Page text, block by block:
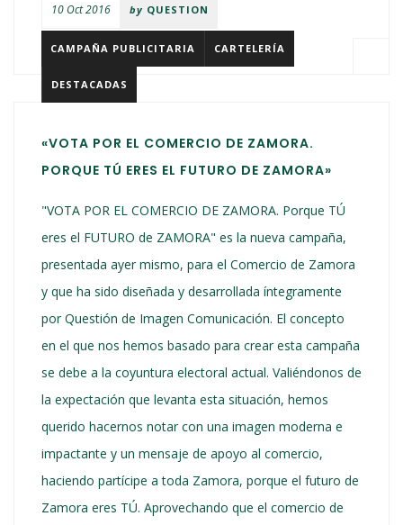
10 Oct 2016 by QUESTION
CAMPAÑA PUBLICITARIA CARTELERÍA
DESTACADAS
«VOTA POR EL COMERCIO DE ZAMORA.
PORQUE TÚ ERES EL FUTURO DE ZAMORA»
"VOTA POR EL COMERCIO DE ZAMORA. Porque TÚ
eres el FUTURO de ZAMORA" es la nueva campaña,
presentada ayer mismo, para el Comercio de Zamora
y que ha sido diseñada y desarrollada íntegramente
por Questión de Imagen Comunicación. El concepto
en el que nos hemos basado para crear esta campaña
se debe a la coyuntura electoral actual. Valiéndonos de
la expectación que levanta esta situación, hemos
querido hacernos notar con una imagen moderna e
impactante y un mensaje de apoyo al comercio,
haciendo partícipe a toda Zamora, porque el futuro de
Zamora eres TÚ. Aprovechando que el comercio de